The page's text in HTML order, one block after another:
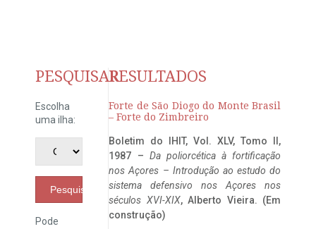
PESQUISAR
Escolha
uma ilha:
Pesquisar
Pode
RESULTADOS
Forte de São Diogo do Monte Brasil
– Forte do Zimbreiro
Boletim do IHIT, Vol. XLV, Tomo II,
1987 – Da poliorcética à fortificação
nos Açores – Introdução ao estudo do
sistema defensivo nos Açores nos
séculos XVI-XIX, Alberto Vieira. (Em
construção)